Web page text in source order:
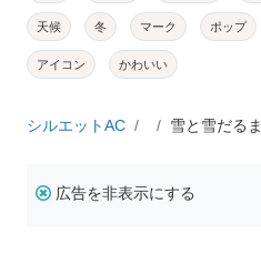
天候 冬 マーク ポップ
アイコン かわいい
シルエットAC 雪と雪だるま
広告を非表示にする